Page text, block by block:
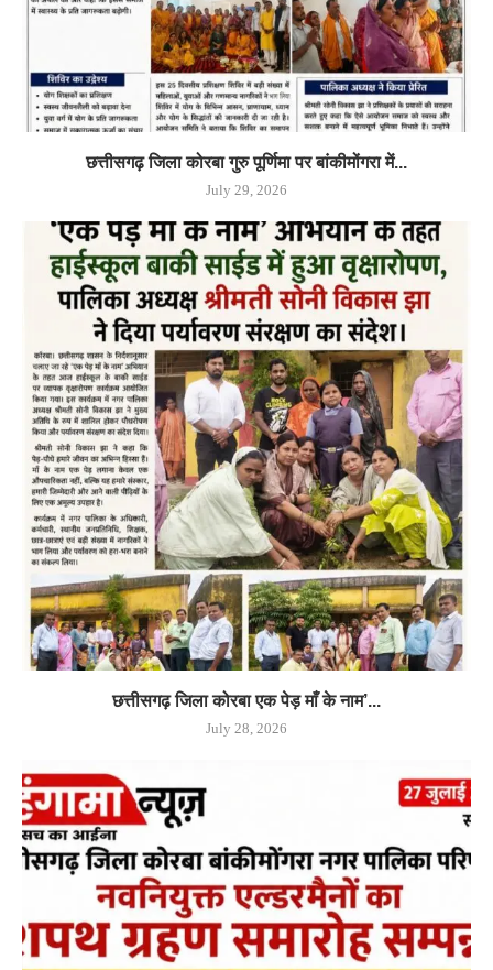
छत्तीसगढ़ जिला कोरबा गुरु पूर्णिमा पर बांकीमोंगरा में...
July 29, 2026
छत्तीसगढ़ जिला कोरबा एक पेड़ माँ के नाम’...
July 28, 2026